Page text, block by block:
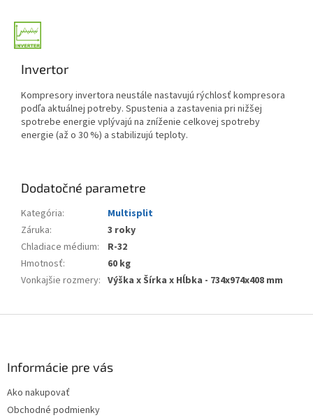
Invertor
Kompresory invertora neustále nastavujú rýchlosť kompresora
podľa aktuálnej potreby. Spustenia a zastavenia pri nižšej
spotrebe energie vplývajú na zníženie celkovej spotreby
energie (až o 30 %) a stabilizujú teploty.
Dodatočné parametre
Kategória:
Multisplit
Záruka:
3 roky
Chladiace médium:
R-32
Hmotnosť:
60 kg
Vonkajšie rozmery: Výška x Šírka x Hĺbka - 734x974x408 mm
Informácie pre vás
Ako nakupovať
Obchodné podmienky